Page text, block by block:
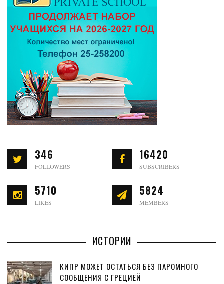
346
FOLLOWERS
16420
SUBSCRIBERS
5710
LIKES
5824
MEMBERS
ИСТОРИИ
КИПР МОЖЕТ ОСТАТЬСЯ БЕЗ ПАРОМНОГО
СООБЩЕНИЯ С ГРЕЦИЕЙ